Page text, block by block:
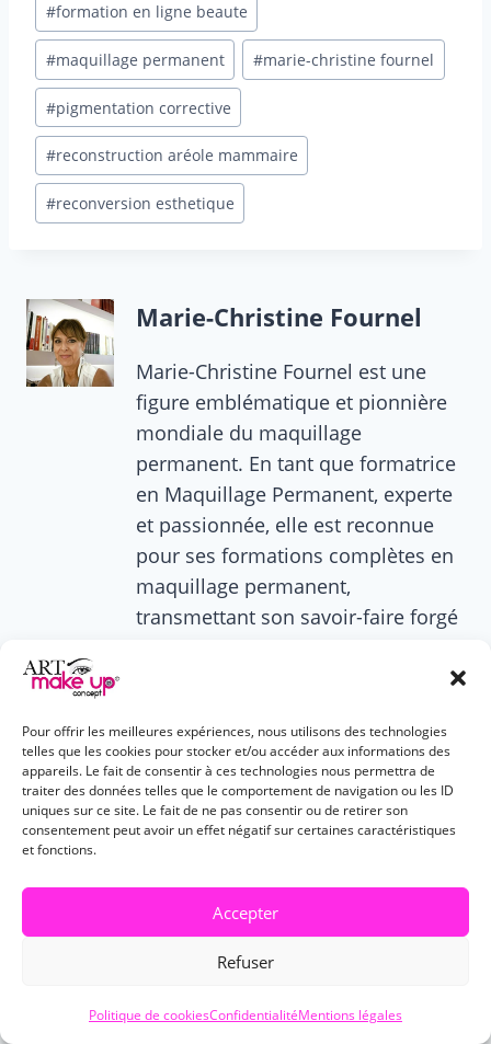
Pour offrir les meilleures expériences, nous utilisons des technologies
telles que les cookies pour stocker et/ou accéder aux informations des
appareils. Le fait de consentir à ces technologies nous permettra de
traiter des données telles que le comportement de navigation ou les ID
uniques sur ce site. Le fait de ne pas consentir ou de retirer son
consentement peut avoir un effet négatif sur certaines caractéristiques
et fonctions.
Accepter
Refuser
Politique de cookiesConfidentialitéMentions légales
#formation en ligne beaute
#maquillage permanent #marie-christine fournel
#pigmentation corrective
#reconstruction aréole mammaire
#reconversion esthetique
Marie-Christine Fournel
Marie-Christine Fournel est une
figure emblématique et pionnière
mondiale du maquillage
permanent. En tant que formatrice
en Maquillage Permanent, experte
et passionnée, elle est reconnue
pour ses formations complètes en
maquillage permanent,
transmettant son savoir-faire forgé
Navigation
de
l’article
PRÉCÉDENT
Formation en
Maquillage